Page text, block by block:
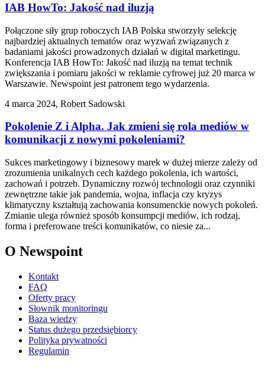
IAB HowTo: Jakość nad iluzją
Połączone siły grup roboczych IAB Polska stworzyły selekcję
najbardziej aktualnych tematów oraz wyzwań związanych z
badaniami jakości prowadzonych działań w digital marketingu.
Konferencja IAB HowTo: Jakość nad iluzją na temat technik
zwiększania i pomiaru jakości w reklamie cyfrowej już 20 marca w
Warszawie. Newspoint jest patronem tego wydarzenia.
4 marca 2024, Robert Sadowski
Pokolenie Z i Alpha. Jak zmieni się rola mediów w
komunikacji z nowymi pokoleniami?
Sukces marketingowy i biznesowy marek w dużej mierze zależy od
zrozumienia unikalnych cech każdego pokolenia, ich wartości,
zachowań i potrzeb. Dynamiczny rozwój technologii oraz czynniki
zewnętrzne takie jak pandemia, wojna, inflacja czy kryzys
klimatyczny kształtują zachowania konsumenckie nowych pokoleń.
Zmianie ulega również sposób konsumpcji mediów, ich rodzaj,
forma i preferowane treści komunikatów, co niesie za...
O Newspoint
Kontakt
FAQ
Oferty pracy
Słownik monitoringu
Baza wiedzy
Status dużego przedsiębiorcy
Polityka prywatności
Regulamin